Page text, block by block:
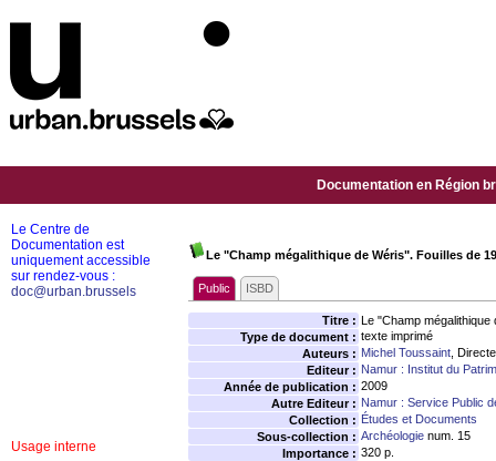
Documentation en Région
Le "Champ mégalithique de Wéris". Fouilles de
Public ISBD
Titre : Le "Champ mégalithique
Type de document : texte imprimé
Auteurs : Michel Toussaint ,
Editeur : Namur : Institut du
Année de publication : 2009
Autre Editeur : Namur : Service Public
Collection : Études et Documents
Sous-collection : Archéologie num. 15
Importance : 320 p.
Le Centre de
Documentation est
uniquement accessible
sur rendez-vous :
doc@urban.brussels
Usage interne